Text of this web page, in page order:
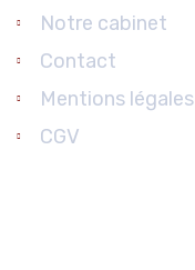
Notre cabinet
Contact
Mentions légales
CGV